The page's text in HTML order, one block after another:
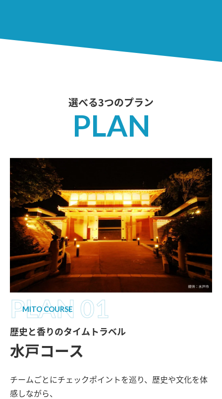
選べる3つのプラン
PLAN
PLAN 01
MITO COURSE
歴史と香りのタイムトラベル
水戸コース
チームごとにチェックポイントを巡り、歴史や文化を体
感しながら、